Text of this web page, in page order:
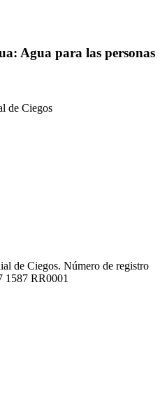
Agua para las personas
de Ciegos. Número de registro
1587 RR0001